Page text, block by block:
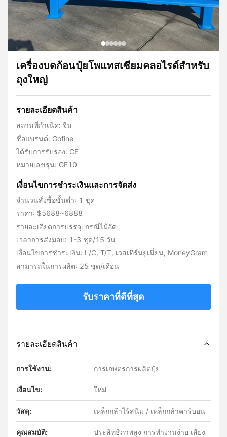
เครื่องบดก้อนปุ๋ยโพแทสเซียมคลอไรด์สำหรับ
ถุงใหญ่
รายละเอียดสินค้า
สถานที่กำเนิด: จีน
ชื่อแบรนด์: Gofine
ได้รับการรับรอง: CE
หมายเลขรุ่น: GF10
เงื่อนไขการชําระเงินและการจัดส่ง
จำนวนสั่งซื้อขั้นต่ำ: 1 ชุด
ราคา: $5688~6888
รายละเอียดการบรรจุ: กรณีไม้อัด
เวลาการส่งมอบ: 1-3 ชุด/15 วัน
เงื่อนไขการชำระเงิน: L/C, T/T, เวสเทิร์นยูเนี่ยน, MoneyGram
สามารถในการผลิต: 25 ชุด/เดือน
รับราคาที่ดีที่สุด
รายละเอียดสินค้า
การใช้งาน: การเกษตรการผลิตปุ๋ย
เงื่อนไข: ใหม่
วัสดุ: เหล็กกล้าไร้สนิม / เหล็กกล้าคาร์บอน
คุณสมบัติ:
ประสิทธิภาพสูง การทํางานง่าย เสียง